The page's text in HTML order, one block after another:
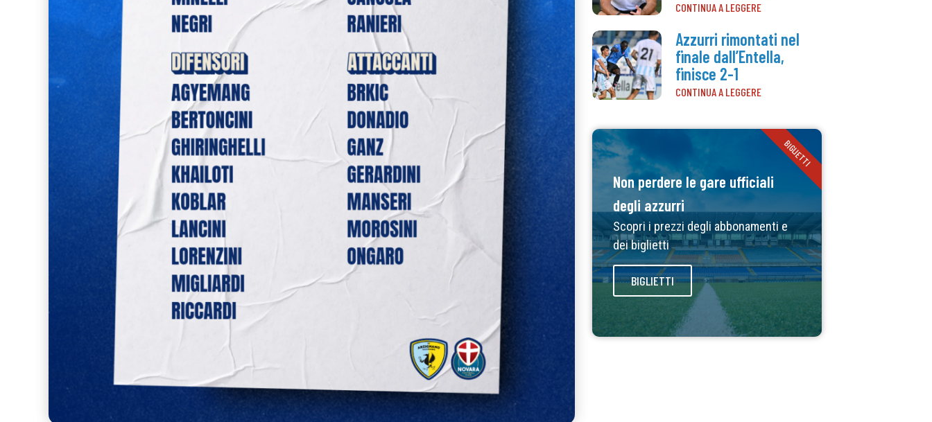
CONTINUA A LEGGERE
Azzurri rimontati nel
finale dall’Entella,
finisce 2-1
CONTINUA A LEGGERE
Non perdere le gare ufficiali
degli azzurri
Scopri i prezzi degli abbonamenti e
dei biglietti
BIGLIETTI
BIGLIETTI